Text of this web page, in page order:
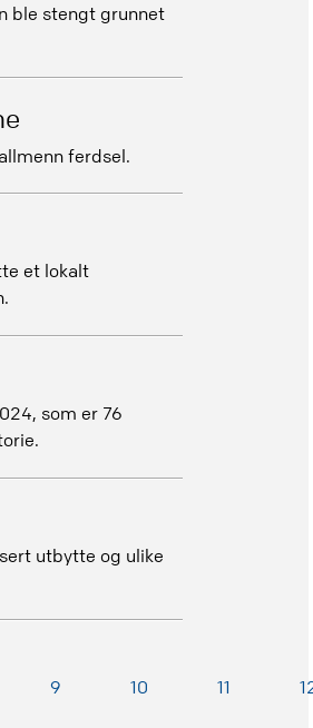
ble stengt grunnet
ferdsel.
et lokalt
som er 76
utbytte og ulike
9 10 11